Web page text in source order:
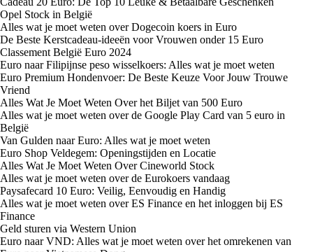
Opel Stock in België
Alles wat je moet weten over Dogecoin koers in Euro
De Beste Kerstcadeau-ideeën voor Vrouwen onder 15 Euro
Classement België Euro 2024
Euro naar Filipijnse peso wisselkoers: Alles wat je moet weten
Euro Premium Hondenvoer: De Beste Keuze Voor Jouw Trouwe
Vriend
Alles Wat Je Moet Weten Over het Biljet van 500 Euro
Alles wat je moet weten over de Google Play Card van 5 euro in
België
Van Gulden naar Euro: Alles wat je moet weten
Euro Shop Veldegem: Openingstijden en Locatie
Alles Wat Je Moet Weten Over Cineworld Stock
Alles wat je moet weten over de Eurokoers vandaag
Paysafecard 10 Euro: Veilig, Eenvoudig en Handig
Alles wat je moet weten over ES Finance en het inloggen bij ES
Finance
Geld sturen via Western Union
Euro naar VND: Alles wat je moet weten over het omrekenen van